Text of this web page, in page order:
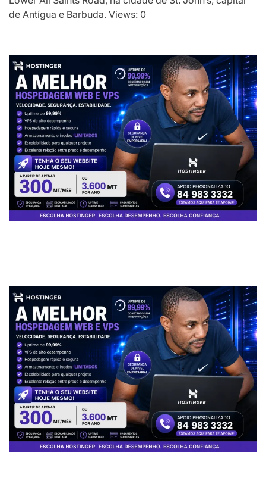
de Antígua e Barbuda. Views: 0